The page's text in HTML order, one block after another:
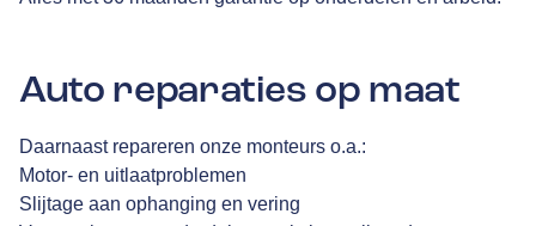
Auto reparaties op maat
Daarnaast repareren onze monteurs o.a.:
Motor- en uitlaatproblemen
Slijtage aan ophanging en vering